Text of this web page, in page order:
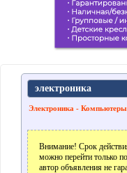
электроника
Электроника - Компьютеры
Внимание! Срок
можно перейти только
автор объявления не